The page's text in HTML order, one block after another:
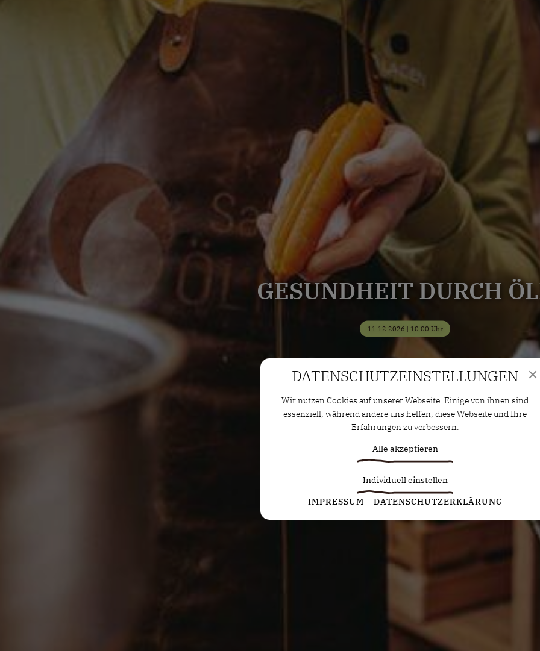
GESUNDHEIT DURCH
11.12.2026 | 10:00 Uhr
DATENSCHUTZ­EINSTELLUNGEN
Wir nutzen Cookies auf unserer Webseite. Einige von ihnen sind
essenziell, während andere uns helfen, diese Webseite und Ihre
Erfahrungen zu verbessern.
Alle akzeptieren
Individuell einstellen
Statistiken
Diese Cookies erfassen anonyme Statistiken. Diese
Informationen helfen uns zu verstehen, wie wir unsere Website
Marketing Cookies werden von Drittanbietern oder Publishern
verwendet, um personalisierte Werbung anzuzeigen. Sie tun
dies, indem sie Besucher über Websites hinweg verfolgen.
IMPRESSUM DATENSCHUTZERKLÄRUNG